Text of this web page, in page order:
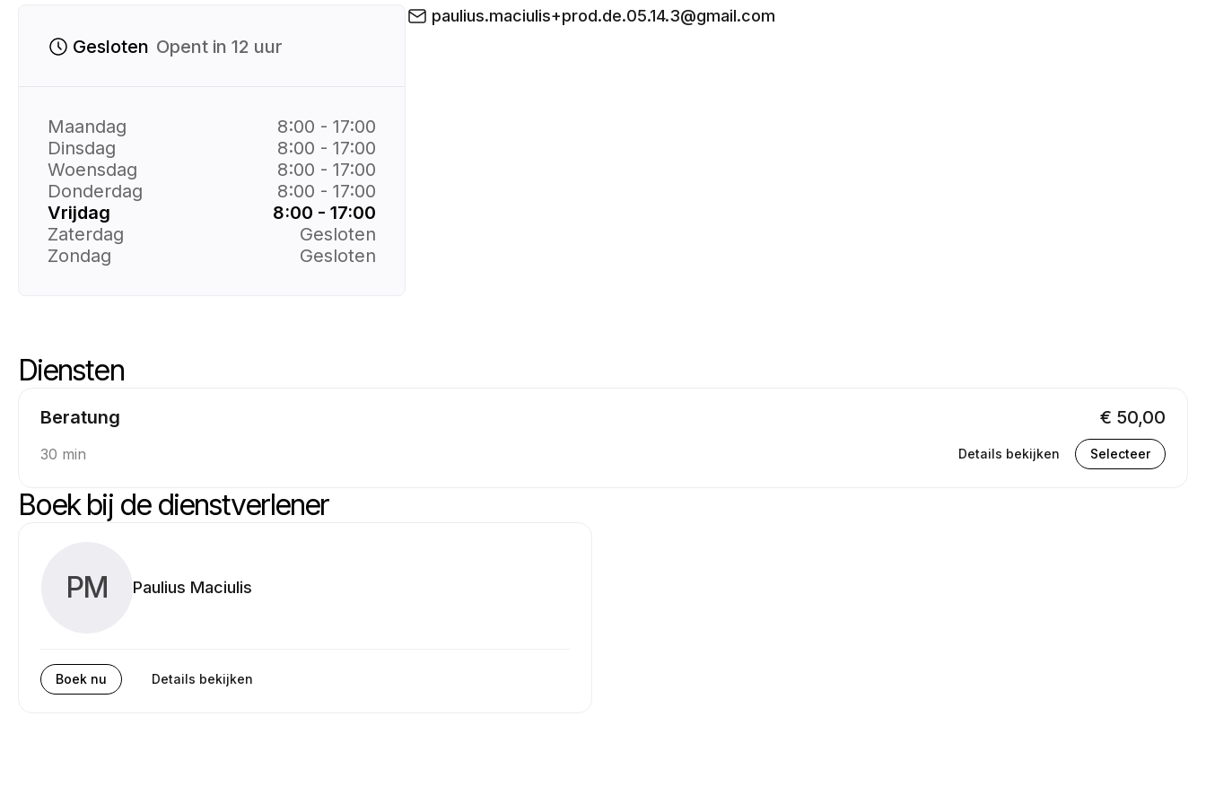
Gesloten Opent in 12 uur
Maandag
8:00 - 17:00
Dinsdag
8:00 - 17:00
Woensdag
8:00 - 17:00
Donderdag
8:00 - 17:00
Vrijdag
8:00 - 17:00
Zaterdag
Gesloten
Zondag
Gesloten
paulius.maciulis+prod.de.05.14.3@gmail.com
Diensten
Beratung € 50,00
30 min Details bekijken Selecteer
Boek bij de dienstverlener
PM Paulius Maciulis
Boek nu Details bekijken